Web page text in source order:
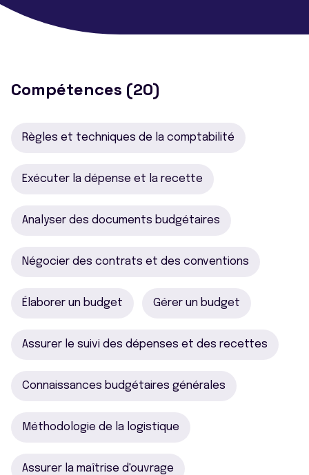
Compétences (20)
Règles et techniques de la comptabilité
Exécuter la dépense et la recette
Analyser des documents budgétaires
Négocier des contrats et des conventions
Élaborer un budget Gérer un budget
Assurer le suivi des dépenses et des recettes
Connaissances budgétaires générales
Méthodologie de la logistique
Assurer la maîtrise d'ouvrage